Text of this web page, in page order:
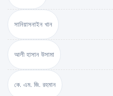
সানিয়াসনাইন খান
আলী হাসান উসামা
কে. এম. জি. রহমান